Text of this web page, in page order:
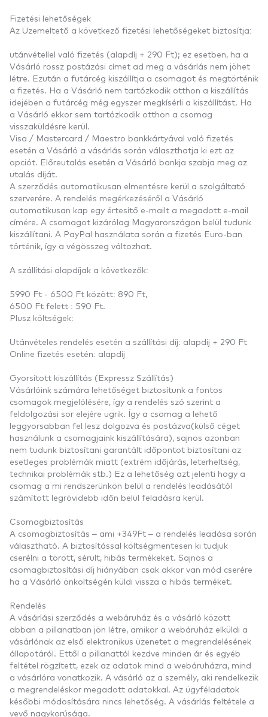
Fizetési lehetőségek
Az Üzemeltető a következő fizetési lehetőségeket biztosítja:
utánvétellel való fizetés (alapdíj + 290 Ft); ez esetben, ha a
Vásárló rossz postázási címet ad meg a vásárlás nem jöhet
létre. Ezután a futárcég kiszállítja a csomagot és megtörténik
a fizetés. Ha a Vásárló nem tartózkodik otthon a kiszállítás
idejében a futárcég még egyszer megkísérli a kiszállítást. Ha
a Vásárló ekkor sem tartózkodik otthon a csomag
visszaküldésre kerül.
Visa / Mastercard / Maestro bankkártyával való fizetés
esetén a Vásárló a vásárlás során választhatja ki ezt az
opciót. Előreutalás esetén a Vásárló bankja szabja meg az
utalás díját.
A szerződés automatikusan elmentésre kerül a szolgáltató
szerverére. A rendelés megérkezéséről a Vásárló
automatikusan kap egy értesítő e-mailt a megadott e-mail
címére. A csomagot kizárólag Magyarországon belül tudunk
kiszállítani. A PayPal használata során a fizetés Euro-ban
történik, így a végösszeg változhat.
A szállítási alapdíjak a következők:
5990 Ft - 6500 Ft között: 890 Ft,
6500 Ft felett : 590 Ft.
Plusz költségek:
Utánvételes rendelés esetén a szállítási díj: alapdíj + 290 Ft
Online fizetés esetén: alapdíj
Gyorsított kiszállítás (Expressz Szállítás)
Vásárlóink számára lehetőséget biztosítunk a fontos
csomagok megjelölésére, így a rendelés szó szerint a
feldolgozási sor elejére ugrik. Így a csomag a lehető
leggyorsabban fel lesz dolgozva és postázva(külső céget
használunk a csomagjaink kiszállítására), sajnos azonban
nem tudunk biztosítani garantált időpontot biztosítani az
esetleges problémák miatt (extrém időjárás, leterheltség,
technikai problémák stb.) Ez a lehetőség azt jelenti hogy a
csomag a mi rendszerünkön belül a rendelés leadásától
számított legrövidebb időn belül feladásra kerül.
Csomagbiztosítás
A csomagbiztosítás – ami +349Ft – a rendelés leadása során
választható. A biztosítással költségmentesen ki tudjuk
cserélni a törött, sérült, hibás termékeket. Sajnos a
csomagbiztosítási díj hiányában csak akkor van mód cserére
ha a Vásárló önköltségén küldi vissza a hibás terméket
Rendelés
A vásárlási szerződés a webáruház és a vásárló között
abban a pillanatban jön létre, amikor a webáruház elküldi a
vásárlónak az első elektronikus üzenetet a megrendelésének
állapotáról. Ettől a pillanattól kezdve minden ár és egyéb
feltétel rögzített, ezek az adatok mind a webáruházra, mind
a vásárlóra vonatkozik. A vásárló az a személy, aki rendelkezik
a megrendeléskor megadott adatokkal. Az ügyféladatok
későbbi módosítására nincs lehetőség. A vásárlás feltétele a
vevő nagykorúsága.